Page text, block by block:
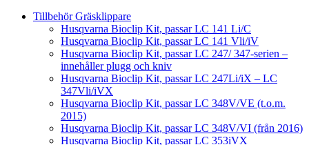
Tillbehör Gräsklippare
Husqvarna Bioclip Kit, passar LC 141 Li/C
Husqvarna Bioclip Kit, passar LC 141 Vli/iV
Husqvarna Bioclip Kit, passar LC 247/ 347-serien –
innehåller plugg och kniv
Husqvarna Bioclip Kit, passar LC 247Li/iX – LC
347Vli/iVX
Husqvarna Bioclip Kit, passar LC 348V/VE (t.o.m.
2015)
Husqvarna Bioclip Kit, passar LC 348V/VI (från 2016)
Husqvarna Bioclip Kit, passar LC 353iVX